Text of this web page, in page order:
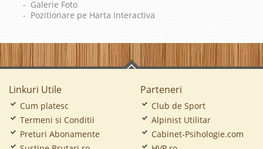
- Galerie Foto
- Pozitionare pe Harta Interactiva
Linkuri Utile
Cum platesc
Termeni si Conditii
Preturi Abonamente
Parteneri
Club de Sport
Alpinist Utilitar
Cabinet-Psihologie.com